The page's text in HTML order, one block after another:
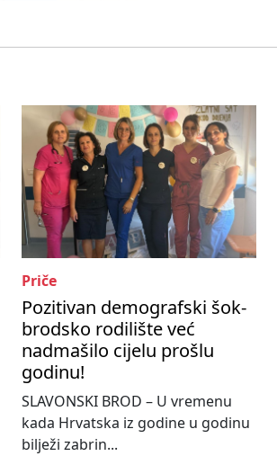
Priče
Pozitivan demografski šok-
brodsko rodilište već
nadmašilo cijelu prošlu
godinu!
SLAVONSKI BROD – U vremenu
kada Hrvatska iz godine u godinu
bilježi zabrin...